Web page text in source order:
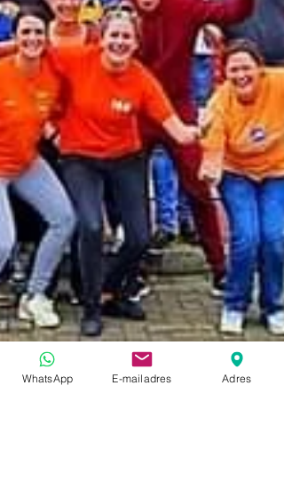
WhatsApp E-mailadres Adres